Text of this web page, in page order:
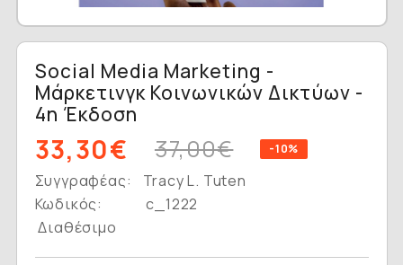
Social Media Marketing -
Μάρκετινγκ Κοινωνικών Δικτύων -
4η Έκδοση
33,30€ 37,00€ -10%
Συγγραφέας:
Tracy L. Tuten
Κωδικός:
c_1222
Διαθέσιμο